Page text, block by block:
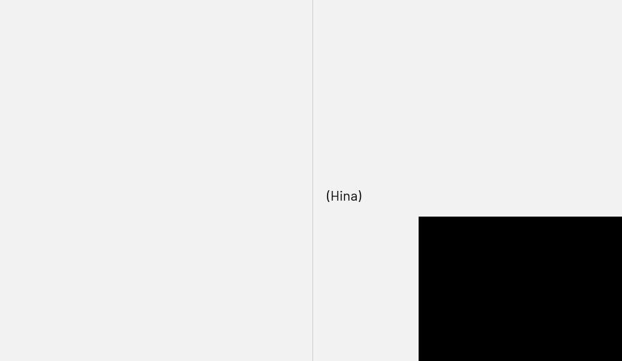
(Hina)